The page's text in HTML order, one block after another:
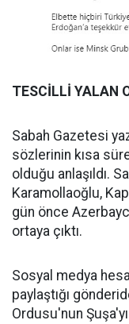
TESCİLLİ YALAN
Sabah Gazetesi
sözlerinin kısa
olduğu anlaşıldı.
Karamollaoğlu,
gün önce
ortaya çıktı.
Sosyal medya
paylaştığı
Ordusu'nun